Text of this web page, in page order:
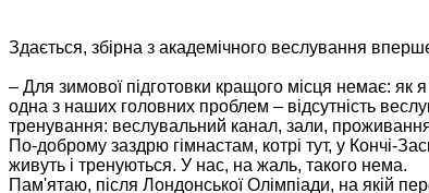
Здається, збірна з академічного веслування
– Для зимової підготовки кращого місця немає: як
одна з наших головних проблем – відсутність
тренування: веслувальний канал, зали,
По-доброму заздрю гімнастам, котрі тут, у Кончі-
живуть і тренуються. У нас, на жаль, такого нема.
Пам'ятаю, після Лондонської Олімпіади, на якій